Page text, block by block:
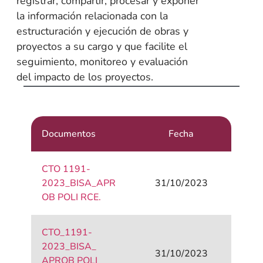
la información relacionada con la
estructuración y ejecución de obras y
proyectos a su cargo y que facilite el
seguimiento, monitoreo y evaluación
del impacto de los proyectos.
Documentos Fecha
CTO 1191-
2023_BISA_APR
OB POLI RCE.
31/10/2023
CTO_1191-
2023_BISA_
31/10/2023